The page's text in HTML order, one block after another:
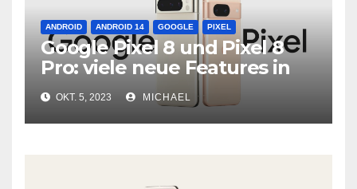
ANDROID ANDROID 14 GOOGLE PIXEL
Google Pixel 8 und Pixel 8
Pro: viele neue Features in
neuer Hardware
OKT. 5, 2023 MICHAEL